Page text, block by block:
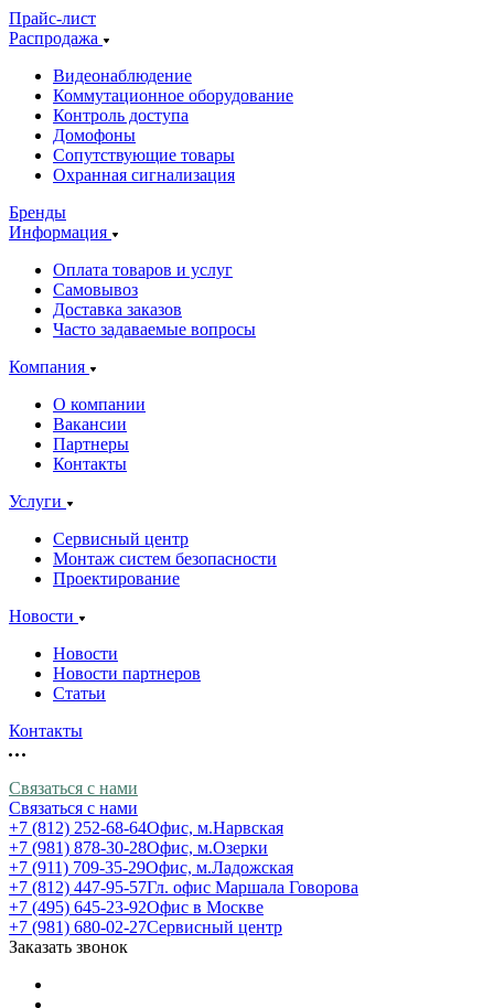
Прайс-лист
Распродажа
Видеонаблюдение
Коммутационное оборудование
Контроль доступа
Домофоны
Сопутствующие товары
Охранная сигнализация
Бренды
Информация
Оплата товаров и услуг
Самовывоз
Доставка заказов
Часто задаваемые вопросы
Компания
О компании
Вакансии
Партнеры
Контакты
Услуги
Сервисный центр
Монтаж систем безопасности
Проектирование
Новости
Новости
Новости партнеров
Статьи
Контакты
Связаться с нами
Связаться с нами
+7 (812) 252-68-64Офис, м.Нарвская
+7 (981) 878-30-28Офис, м.Озерки
+7 (911) 709-35-29Офис, м.Ладожская
+7 (812) 447-95-57Гл. офис Маршала Говорова
+7 (495) 645-23-92Офис в Москве
+7 (981) 680-02-27Сервисный центр
Заказать звонок